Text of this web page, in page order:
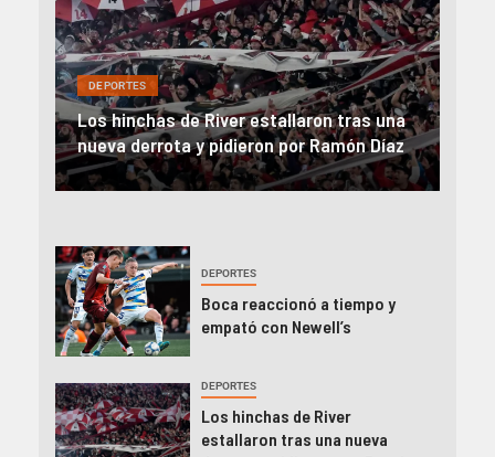
DEPORTES
River, en caída libre: perdió con Central y
el Monumental explotó
DEPORTES
Boca reaccionó a tiempo y
empató con Newell’s
DEPORTES
Los hinchas de River
estallaron tras una nueva